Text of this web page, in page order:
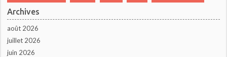
Archives
août 2026
juillet 2026
juin 2026